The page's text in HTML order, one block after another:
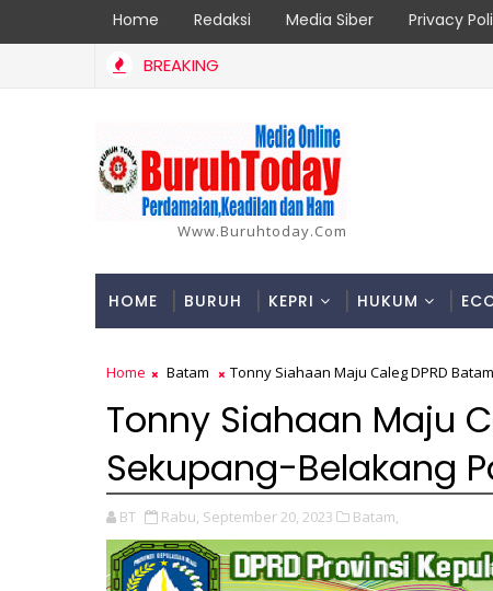
Home Redaksi Media Siber Privacy
BREAKING
Www.buruhtoday.com
HOME BURUH KEPRI HUKUM
Home Batam Tonny Siahaan Maju Caleg DPRD
Tonny Siahaan Maju
Sekupang-Belakang
BT Rabu, September 20, 2023 Batam,